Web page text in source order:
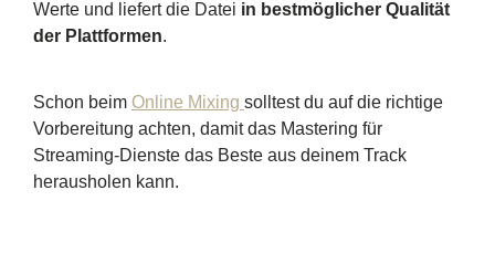
Werte und liefert die Datei in bestmöglicher Qualität
der Plattformen.
Schon beim Online Mixing solltest du auf die richtige
Vorbereitung achten, damit das Mastering für
Streaming-Dienste das Beste aus deinem Track
herausholen kann.